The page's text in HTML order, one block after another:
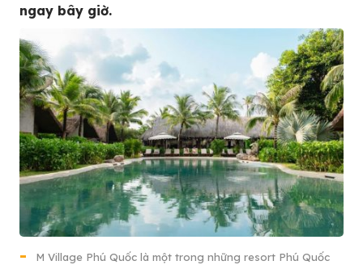
ngay bây giờ.
M Village Phú Quốc là một trong những resort Phú Quốc